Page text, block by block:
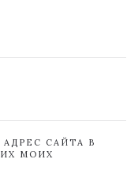
САЙТА В
МОИХ